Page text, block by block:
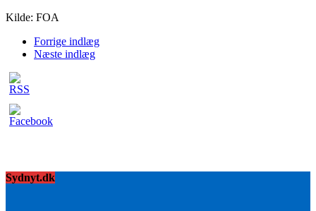
Kilde: FOA
Forrige indlæg
Næste indlæg
Sydnyt.dk